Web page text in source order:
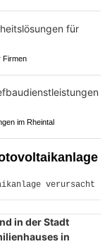
Firmen
im Rheintal
in der Stadt
in